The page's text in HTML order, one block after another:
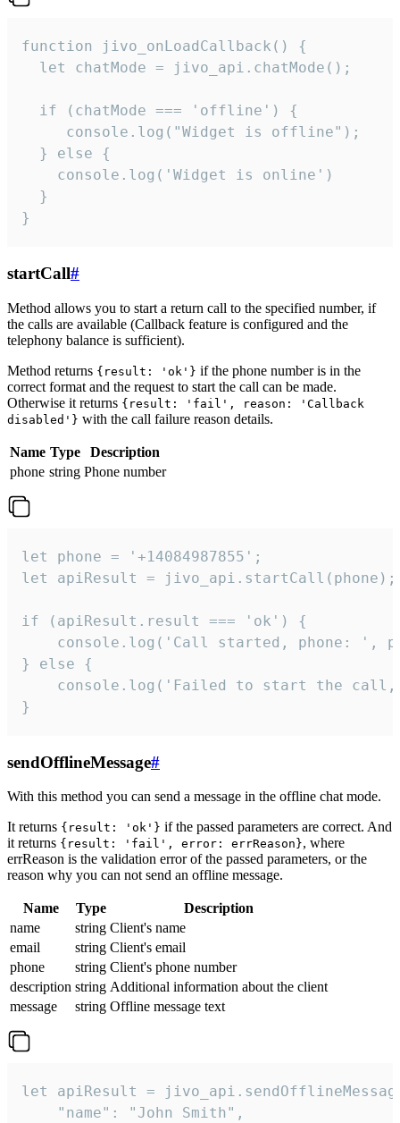
function jivo_onLoadCallback() {
  let chatMode = jivo_api.chatMode();
  if (chatMode === 'offline') {
     console.log("Widget is offline");
  } else {
    console.log('Widget is online')
  }
}
startCall#
Method allows you to start a return call to the specified number, if
the calls are available (Callback feature is configured and the
telephony balance is sufficient).
Method returns {result: 'ok'} if the phone number is in the
correct format and the request to start the call can be made.
Otherwise it returns {result: 'fail', reason: 'Callback
disabled'} with the call failure reason details.
Name Type
Description
phone string Phone number
let phone = '+14084987855';
let apiResult = jivo_api.startCall(phone);
if (apiResult.result === 'ok') {
console.log('Call started, phone: ',
} else {
console.log('Failed to start the
}
sendOfflineMessage#
With this method you can send a message in the offline chat mode.
It returns {result: 'ok'} if the passed parameters are correct. And
it returns {result: 'fail', error: errReason}, where
errReason is the validation error of the passed parameters, or the
reason why you can not send an offline message.
Name Type
Description
name
string Client's name
email
string Client's email
phone
string Client's phone number
description string Additional information about the client
message
string Offline message text
let apiResult =
    "name": "John Smith",